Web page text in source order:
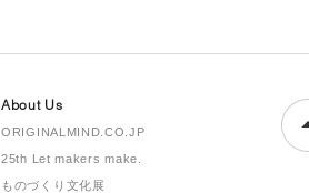
About Us
ORIGINALMIND.CO.JP
25th Let makers make.
ものづくり文化展